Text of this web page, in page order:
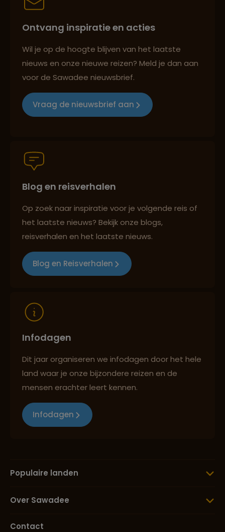
Reizen met oog voor mens, cultuur en milieu
Persoonlijk en deskundig reisadvies
Best beoordeelde reisroutes
Ontvang inspiratie en acties
Wil je op de hoogte blijven van het laatste
nieuws en onze nieuwe reizen? Meld je dan aan
voor de Sawadee nieuwsbrief.
Vraag de nieuwsbrief aan
Blog en reisverhalen
Op zoek naar inspiratie voor je volgende reis of
het laatste nieuws? Bekijk onze blogs,
reisverhalen en het laatste nieuws.
Blog en Reisverhalen
Infodagen
Dit jaar organiseren we infodagen door het hele
land waar je onze bijzondere reizen en de
mensen erachter leert kennen.
Infodagen
Populaire landen
Over Sawadee
Contact